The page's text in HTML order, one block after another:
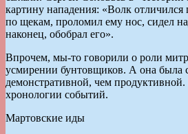
картину нападения: «Волк отличился
по щекам, проломил ему нос, сидел
наконец, обобрал его».
Впрочем, мы-то говорили о роли
усмирении бунтовщиков. А она была
демонстративной, чем
хронологии событий.
Мартовские иды